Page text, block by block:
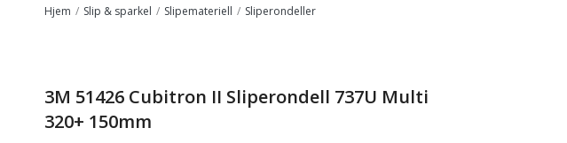
Hjem / Slip & sparkel / Slipemateriell / Sliperondeller
3M 51426 Cubitron II Sliperondell 737U Multi
320+ 150mm